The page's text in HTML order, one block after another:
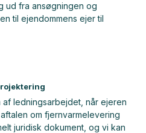
ud fra ansøgningen og
til ejendommens ejer til
ledningsarbejdet, når ejeren
om fjernvarmelevering
juridisk dokument, og vi kan